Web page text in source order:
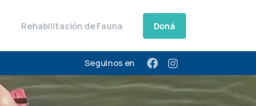
Rehabilitación de Fauna Doná
Seguinos en